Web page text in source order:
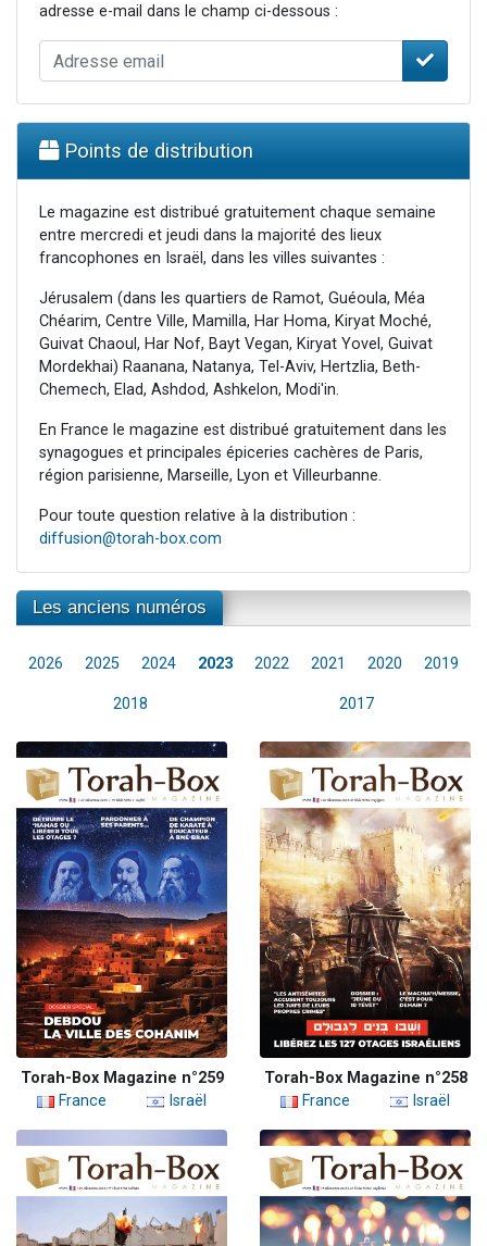
adresse e-mail dans le champ ci-dessous :
Points de distribution
Le magazine est distribué gratuitement chaque semaine
entre mercredi et jeudi dans la majorité des lieux
francophones en Israël, dans les villes suivantes :
Jérusalem (dans les quartiers de Ramot, Guéoula, Méa
Chéarim, Centre Ville, Mamilla, Har Homa, Kiryat Moché,
Guivat Chaoul, Har Nof, Bayt Vegan, Kiryat Yovel, Guivat
Mordekhai) Raanana, Natanya, Tel-Aviv, Hertzlia, Beth-
Chemech, Elad, Ashdod, Ashkelon, Modi'in.
En France le magazine est distribué gratuitement dans les
synagogues et principales épiceries cachères de Paris,
région parisienne, Marseille, Lyon et Villeurbanne.
Pour toute question relative à la distribution :
diffusion@torah-box.com
Les anciens numéros
2026 2025 2024 2023 2022 2021 2020 2019
2018 2017
Torah-Box Magazine n°259
France
Israël
Torah-Box Magazine n°258
France
Israël